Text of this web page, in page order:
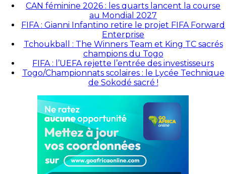
CAN féminine 2026 : les quarts lancent la course
au Mondial 2027
FIFA : Gianni Infantino retire le projet FIFA Forward
Enterprise
Tchoukball : The Winners Team et King TC sacrés
champions du Togo
FIFA : l’UEFA rejette l’entrée des investisseurs
Togo/Championnats scolaires : le Lycée Technique
de Sokodé sacré !